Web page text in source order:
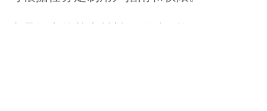
产品组中的基本材料可随时更换。